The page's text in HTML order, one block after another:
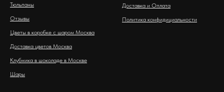
Тюльпаны
Отзывы
Цветы в коробке с шаром Москва
Доставка цветов Москва
Клубника в шоколаде в Москве
Шары
Доставка и Оплата
Политика конфидициальности